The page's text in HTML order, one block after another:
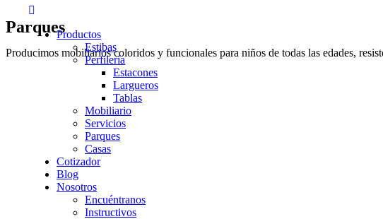
Productos
Estibas
Perfilería
Estacones
Largueros
Tablas
Mobiliario
Servicios
Parques
Casas
Cotizador
Blog
Nosotros
Encuéntranos
Instructivos
Parques
Producimos mobiliarios coloridos y funcionales para niños de todas las edades,